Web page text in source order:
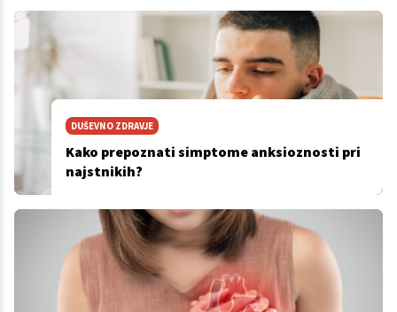
DUŠEVNO ZDRAVJE
Kako prepoznati simptome anksioznosti pri
najstnikih?